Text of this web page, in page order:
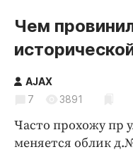
Новости
Статьи
Народные
Авто и
Криминал
Чем
AJAX
7
3891
Часто прохожу пр
меняется облик